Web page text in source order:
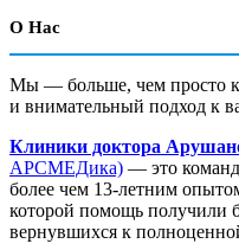
О Нас
Мы — больше, чем просто
и внимательный подход к
Клиники доктора
АРСМЕДика) — это
более чем 13-летним
которой помощь получили
вернувшихся к